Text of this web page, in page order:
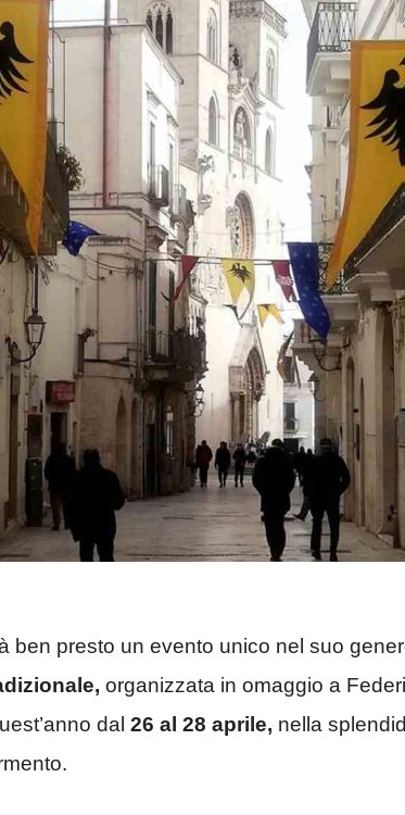
ben presto un evento unico nel suo
organizzata in omaggio a
dal 26 al 28 aprile, nella